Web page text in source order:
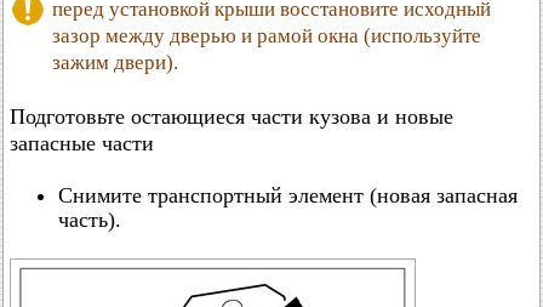
перед установкой крыши восстановите исходный
зазор между дверью и рамой окна (используйте
зажим двери).
Подготовьте остающиеся части кузова и новые
запасные части
Снимите транспортный элемент (новая запасная
часть).